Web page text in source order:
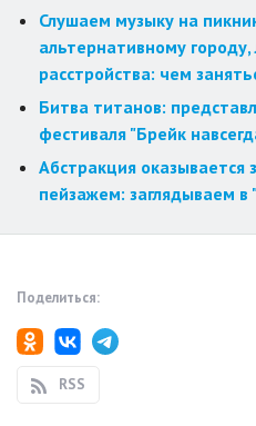
Слушаем музыку на
альтернативному
расстройства: чем
Битва титанов:
фестиваля "Брейк
Абстракция оказывается
пейзажем: заглядываем в
Поделиться:
RSS